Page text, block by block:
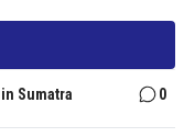
Sumatra 0